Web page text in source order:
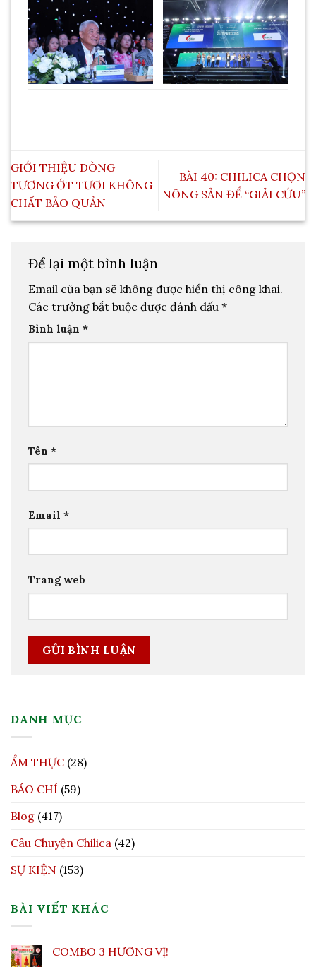
GIỚI THIỆU DÒNG
TƯƠNG ỚT TƯƠI KHÔNG
CHẤT BẢO QUẢN
BÀI 40: CHILICA CHỌN
NÔNG SẢN ĐỂ “GIẢI CỨU”
Để lại một bình luận
Email của bạn sẽ không được hiển thị công khai.
Các trường bắt buộc được đánh dấu *
Bình luận *
Tên *
Email *
Trang web
DANH MỤC
ẨM THỰC (28)
BÁO CHÍ (59)
Blog (417)
Câu Chuyện Chilica (42)
SỰ KIỆN (153)
BÀI VIẾT KHÁC
COMBO 3 HƯƠNG VỊ!